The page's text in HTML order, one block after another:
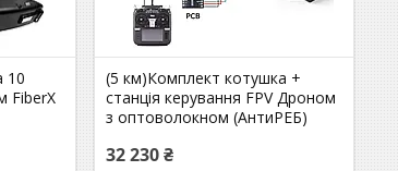
10
FiberX
(5 км)Комплект котушка +
станція керування FPV Дроном
з оптоволокном (АнтиРЕБ)
32 230 ₴